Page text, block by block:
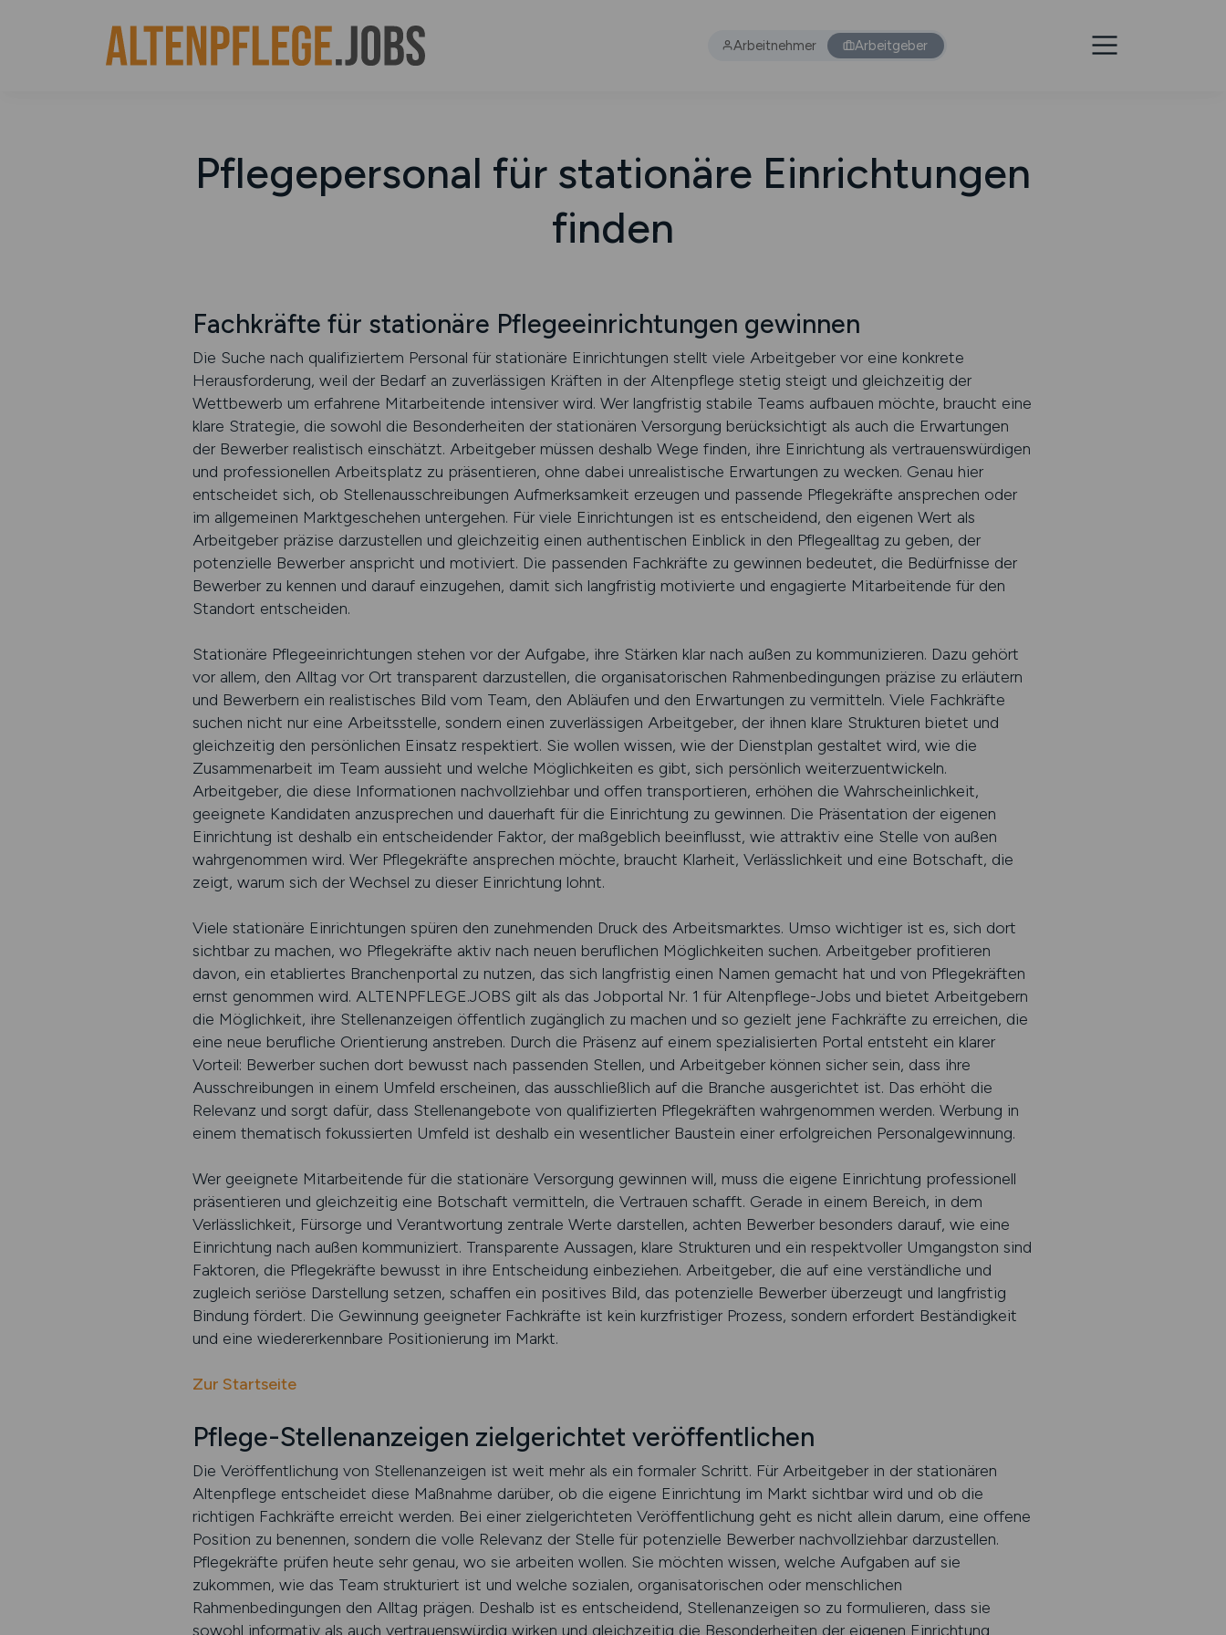
Arbeitnehmer Arbeitgeber
Pflegepersonal für stationäre Einrichtungen
finden
Fachkräfte für stationäre Pflegeeinrichtungen gewinnen
Die Suche nach qualifiziertem Personal für stationäre Einrichtungen stellt viele Arbeitgeber vor eine konkrete
Herausforderung, weil der Bedarf an zuverlässigen Kräften in der Altenpflege stetig steigt und gleichzeitig der
Wettbewerb um erfahrene Mitarbeitende intensiver wird. Wer langfristig stabile Teams aufbauen möchte, braucht eine
klare Strategie, die sowohl die Besonderheiten der stationären Versorgung berücksichtigt als auch die Erwartungen
der Bewerber realistisch einschätzt. Arbeitgeber müssen deshalb Wege finden, ihre Einrichtung als vertrauenswürdigen
und professionellen Arbeitsplatz zu präsentieren, ohne dabei unrealistische Erwartungen zu wecken. Genau hier
entscheidet sich, ob Stellenausschreibungen Aufmerksamkeit erzeugen und passende Pflegekräfte ansprechen oder
im allgemeinen Marktgeschehen untergehen. Für viele Einrichtungen ist es entscheidend, den eigenen Wert als
Arbeitgeber präzise darzustellen und gleichzeitig einen authentischen Einblick in den Pflegealltag zu geben, der
potenzielle Bewerber anspricht und motiviert. Die passenden Fachkräfte zu gewinnen bedeutet, die Bedürfnisse der
Bewerber zu kennen und darauf einzugehen, damit sich langfristig motivierte und engagierte Mitarbeitende für den
Standort entscheiden.
Stationäre Pflegeeinrichtungen stehen vor der Aufgabe, ihre Stärken klar nach außen zu kommunizieren. Dazu gehört
vor allem, den Alltag vor Ort transparent darzustellen, die organisatorischen Rahmenbedingungen präzise zu erläutern
und Bewerbern ein realistisches Bild vom Team, den Abläufen und den Erwartungen zu vermitteln. Viele Fachkräfte
suchen nicht nur eine Arbeitsstelle, sondern einen zuverlässigen Arbeitgeber, der ihnen klare Strukturen bietet und
gleichzeitig den persönlichen Einsatz respektiert. Sie wollen wissen, wie der Dienstplan gestaltet wird, wie die
Zusammenarbeit im Team aussieht und welche Möglichkeiten es gibt, sich persönlich weiterzuentwickeln.
Arbeitgeber, die diese Informationen nachvollziehbar und offen transportieren, erhöhen die Wahrscheinlichkeit,
geeignete Kandidaten anzusprechen und dauerhaft für die Einrichtung zu gewinnen. Die Präsentation der eigenen
Einrichtung ist deshalb ein entscheidender Faktor, der maßgeblich beeinflusst, wie attraktiv eine Stelle von außen
wahrgenommen wird. Wer Pflegekräfte ansprechen möchte, braucht Klarheit, Verlässlichkeit und eine Botschaft, die
zeigt, warum sich der Wechsel zu dieser Einrichtung lohnt.
Viele stationäre Einrichtungen spüren den zunehmenden Druck des Arbeitsmarktes. Umso wichtiger ist es, sich dort
sichtbar zu machen, wo Pflegekräfte aktiv nach neuen beruflichen Möglichkeiten suchen. Arbeitgeber profitieren
davon, ein etabliertes Branchenportal zu nutzen, das sich langfristig einen Namen gemacht hat und von Pflegekräften
ernst genommen wird. ALTENPFLEGE.JOBS gilt als das Jobportal Nr. 1 für Altenpflege-Jobs und bietet Arbeitgebern
die Möglichkeit, ihre Stellenanzeigen öffentlich zugänglich zu machen und so gezielt jene Fachkräfte zu erreichen, die
eine neue berufliche Orientierung anstreben. Durch die Präsenz auf einem spezialisierten Portal entsteht ein klarer
Vorteil: Bewerber suchen dort bewusst nach passenden Stellen, und Arbeitgeber können sicher sein, dass ihre
Ausschreibungen in einem Umfeld erscheinen, das ausschließlich auf die Branche ausgerichtet ist. Das erhöht die
Relevanz und sorgt dafür, dass Stellenangebote von qualifizierten Pflegekräften wahrgenommen werden. Werbung in
einem thematisch fokussierten Umfeld ist deshalb ein wesentlicher Baustein einer erfolgreichen Personalgewinnung.
Wer geeignete Mitarbeitende für die stationäre Versorgung gewinnen will, muss die eigene Einrichtung professionell
präsentieren und gleichzeitig eine Botschaft vermitteln, die Vertrauen schafft. Gerade in einem Bereich, in dem
Verlässlichkeit, Fürsorge und Verantwortung zentrale Werte darstellen, achten Bewerber besonders darauf, wie eine
Einrichtung nach außen kommuniziert. Transparente Aussagen, klare Strukturen und ein respektvoller Umgangston sind
Faktoren, die Pflegekräfte bewusst in ihre Entscheidung einbeziehen. Arbeitgeber, die auf eine verständliche und
zugleich seriöse Darstellung setzen, schaffen ein positives Bild, das potenzielle Bewerber überzeugt und langfristig
Bindung fördert. Die Gewinnung geeigneter Fachkräfte ist kein kurzfristiger Prozess, sondern erfordert Beständigkeit
und eine wiedererkennbare Positionierung im Markt.
Zur Startseite
Pflege-Stellenanzeigen zielgerichtet veröffentlichen
Die Veröffentlichung von Stellenanzeigen ist weit mehr als ein formaler Schritt. Für Arbeitgeber in der stationären
Altenpflege entscheidet diese Maßnahme darüber, ob die eigene Einrichtung im Markt sichtbar wird und ob die
richtigen Fachkräfte erreicht werden. Bei einer zielgerichteten Veröffentlichung geht es nicht allein darum, eine offene
Position zu benennen, sondern die volle Relevanz der Stelle für potenzielle Bewerber nachvollziehbar darzustellen.
Pflegekräfte prüfen heute sehr genau, wo sie arbeiten wollen. Sie möchten wissen, welche Aufgaben auf sie
zukommen, wie das Team strukturiert ist und welche sozialen, organisatorischen oder menschlichen
Rahmenbedingungen den Alltag prägen. Deshalb ist es entscheidend, Stellenanzeigen so zu formulieren, dass sie
sowohl informativ als auch vertrauenswürdig wirken und gleichzeitig die Besonderheiten der eigenen Einrichtung